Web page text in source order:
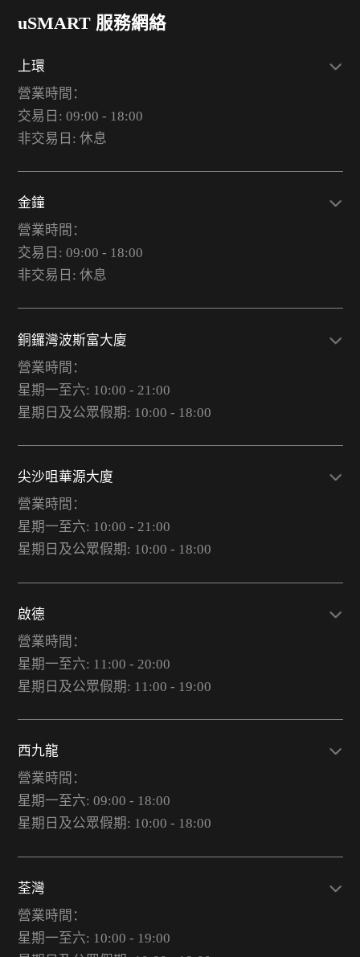
uSMART 服務網絡
上環
營業時間：
交易日: 09:00 - 18:00
非交易日: 休息
金鐘
營業時間：
交易日: 09:00 - 18:00
非交易日: 休息
銅鑼灣波斯富大廈
營業時間：
星期一至六: 10:00 - 21:00
星期日及公眾假期: 10:00 - 18:00
尖沙咀華源大廈
營業時間：
星期一至六: 10:00 - 21:00
星期日及公眾假期: 10:00 - 18:00
啟德
營業時間：
星期一至六: 11:00 - 20:00
星期日及公眾假期: 11:00 - 19:00
西九龍
營業時間：
星期一至六: 09:00 - 18:00
星期日及公眾假期: 10:00 - 18:00
荃灣
營業時間：
星期一至六: 10:00 - 19:00